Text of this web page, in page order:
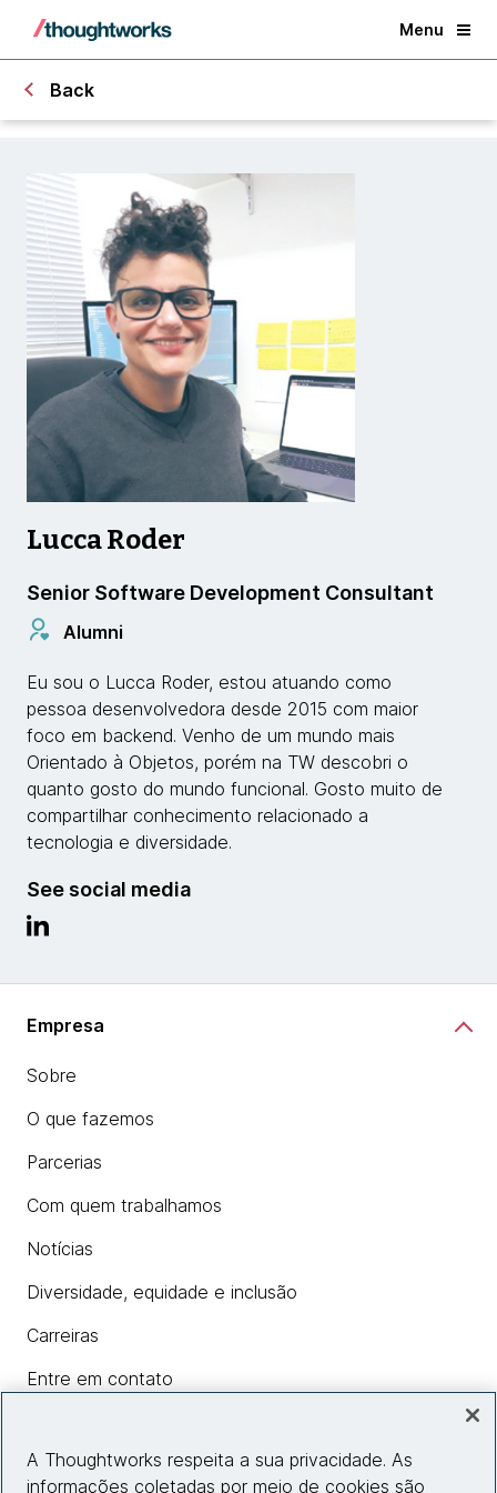
Menu
Back
Lucca Roder
Senior Software Development Consultant
Alumni
Eu sou o Lucca Roder, estou atuando como
pessoa desenvolvedora desde 2015 com maior
foco em backend. Venho de um mundo mais
Orientado à Objetos, porém na TW descobri o
quanto gosto do mundo funcional. Gosto muito de
compartilhar conhecimento relacionado a
tecnologia e diversidade.
See social media
Empresa
Sobre
O que fazemos
Parcerias
Com quem trabalhamos
Notícias
Diversidade, equidade e inclusão
Carreiras
Entre em contato
Insights
A Thoughtworks respeita a sua privacidade. As
informações coletadas por meio de cookies são